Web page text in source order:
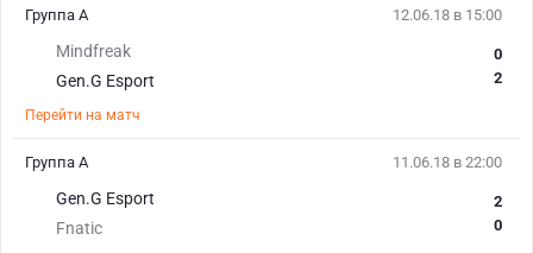
12.06.18 в 15:00
Mindfreak
Gen.G Esport
0
2
Перейти на матч
Группа A
11.06.18 в 22:00
Gen.G Esport
Fnatic
2
0
Группа A